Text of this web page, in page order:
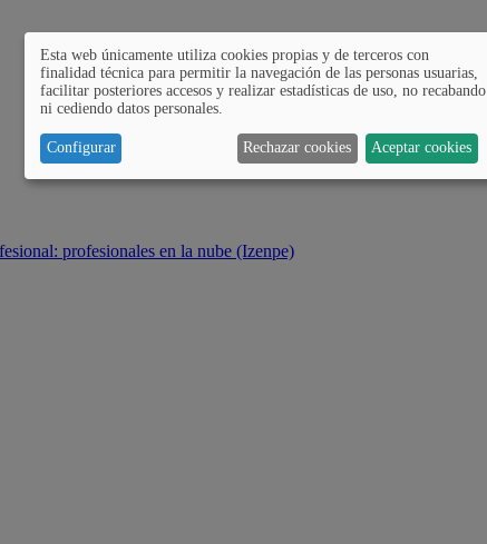
profesionales en la nube (Izenpe)
Esta web únicamente utiliza cookies propias y de terceros con
finalidad técnica para permitir la navegación de las personas usuarias,
facilitar posteriores accesos y realizar estadísticas de uso, no recabando
ni cediendo datos personales.
Configurar Rechazar cookies Aceptar cookies